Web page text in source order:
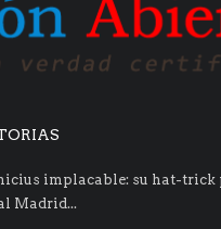
implacable: su hat-trick
Madrid...